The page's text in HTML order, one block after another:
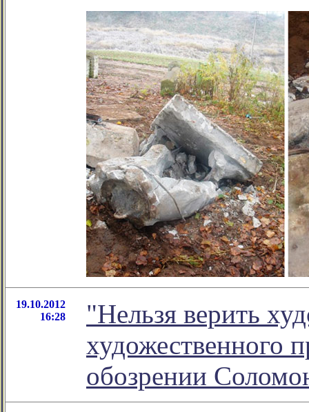
19.10.2012
16:28
"Нельзя верить
художественного
обозрении